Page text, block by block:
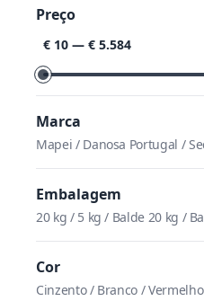
Preço
Classificar por preço
€ 10 — € 5.584
Marca
Mapei / Danosa Portugal /
Embalagem
20 kg / 5 kg / Balde 20 kg /
Cor
Cinzento / Branco /